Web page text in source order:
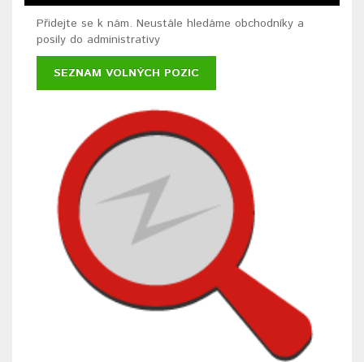
Přidejte se k nám. Neustále hledáme obchodníky a
posily do administrativy
SEZNAM VOLNÝCH POZIC